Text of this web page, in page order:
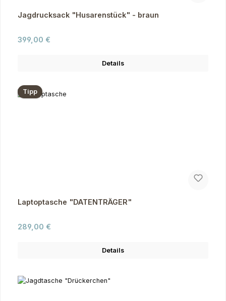
Jagdrucksack "Husarenstück" - braun
Regulärer Preis:
399,00 €
Details
Tipp
Laptoptasche "DATENTRÄGER"
Regulärer Preis:
289,00 €
Details